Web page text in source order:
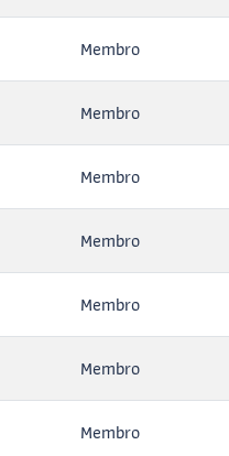
Membro
Membro
Membro
Membro
Membro
Membro
Membro